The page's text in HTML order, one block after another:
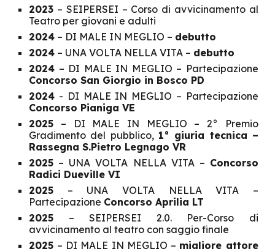
2023 – SEIPERSEI – Corso di avvicinamento al
Teatro per giovani e adulti
2024 – DI MALE IN MEGLIO – debutto
2024 – UNA VOLTA NELLA VITA – debutto
2024 – DI MALE IN MEGLIO – Partecipazione
Concorso San Giorgio in Bosco PD
2024 - DI MALE IN MEGLIO – Partecipazione
Concorso Pianiga VE
2025 – DI MALE IN MEGLIO – 2° Premio
Gradimento del pubblico, 1° giuria tecnica –
Rassegna S.Pietro Legnago VR
2025 – UNA VOLTA NELLA VITA – Concorso
Radici Dueville VI
2025 – UNA VOLTA NELLA VITA –
Partecipazione Concorso Aprilia LT
2025 – SEIPERSEI 2.0. Per-Corso di
avvicinamento al teatro con saggio finale
2025 – DI MALE IN MEGLIO – migliore attore